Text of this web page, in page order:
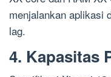
menjalankan aplikasi
lag.
4. Kapasitas